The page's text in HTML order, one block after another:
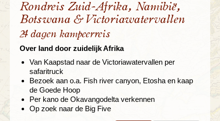
Rondreis Zuid-Afrika, Namibië,
Botswana & Victoriawatervallen
24 dagen kampeerreis
Over land door zuidelijk Afrika
Van Kaapstad naar de Victoriawatervallen per
safaritruck
Bezoek aan o.a. Fish river canyon, Etosha en kaap
de Goede Hoop
Per kano de Okavangodelta verkennen
Op zoek naar de Big Five